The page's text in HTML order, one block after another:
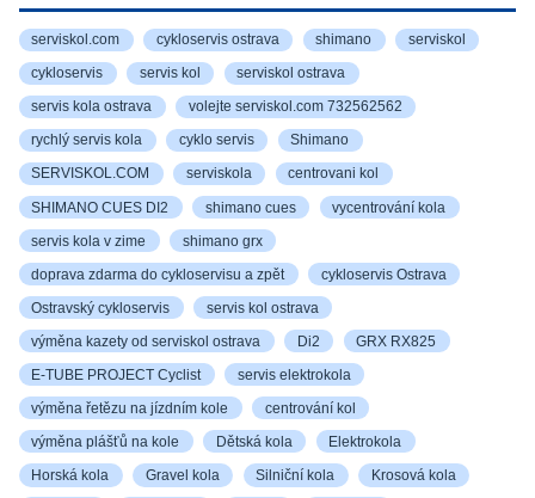
serviskol.com cykloservis ostrava shimano serviskol
cykloservis servis kol serviskol ostrava
servis kola ostrava volejte serviskol.com 732562562
rychlý servis kola cyklo servis Shimano
SERVISKOL.COM serviskola centrovani kol
SHIMANO CUES DI2 shimano cues vycentrování kola
servis kola v zime shimano grx
doprava zdarma do cykloservisu a zpět cykloservis Ostrava
Ostravský cykloservis servis kol ostrava
výměna kazety od serviskol ostrava Di2 GRX RX825
E-TUBE PROJECT Cyclist servis elektrokola
výměna řetězu na jízdním kole centrování kol
výměna plášťů na kole Dětská kola Elektrokola
Horská kola Gravel kola Silniční kola Krosová kola